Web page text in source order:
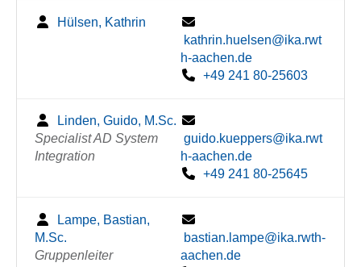
Hülsen, Kathrin
kathrin.huelsen@ika.rwt
h-aachen.de
+49 241 80-25603
Linden, Guido, M.Sc.
Specialist AD System
Integration
guido.kueppers@ika.rwt
h-aachen.de
+49 241 80-25645
Lampe, Bastian,
M.Sc.
Gruppenleiter
bastian.lampe@ika.rwth-
aachen.de